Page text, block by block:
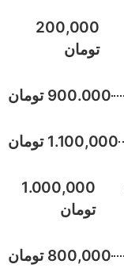
200,000
تومان
900.000 تومان
1.100,000 تومان
1.000,000
تومان
800,000 تومان